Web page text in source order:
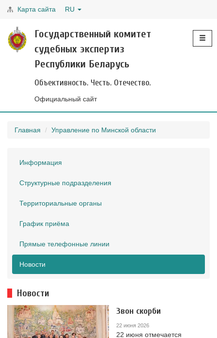
Карта сайта RU
Государственный комитет
судебных экспертиз
Республики Беларусь
Объективность. Честь. Отечество.
Официальный сайт
Главная Управление по Минской области
Информация
Структурные подразделения
Территориальные органы
График приёма
Прямые телефонные линии
Новости
Новости
Звон скорби
22 июня 2026
22 июня отмечается